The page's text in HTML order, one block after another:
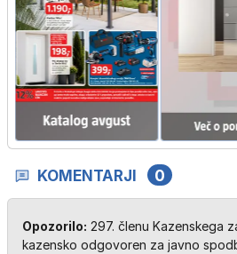
KOMENTARJI 0
Opozorilo: 297. členu Kazenskega
kazensko odgovoren za javno